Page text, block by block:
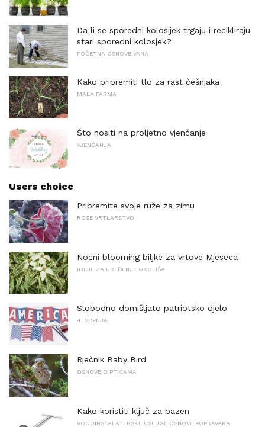
Da li se sporedni kolosijek trgaju i recikliraju
stari sporedni kolosjek?
POČETNA OSNOVE VANA
Kako pripremiti tlo za rast češnjaka
MALA FARMA
Što nositi na proljetno vjenčanje
VJENČANJA
Users choice
Pripremite svoje ruže za zimu
ROSE VRTLARSTVO
Noćni blooming biljke za vrtove Mjeseca
IDEJE ZA UREĐENJE OKOLIŠA
Slobodno domišljato patriotsko djelo
4. SRPNJA
Rječnik Baby Bird
OSNOVE O PTICAMA
Kako koristiti ključ za bazen
VODOINSTALATERSKE USLUGE OSNOVE POPRAVAKA